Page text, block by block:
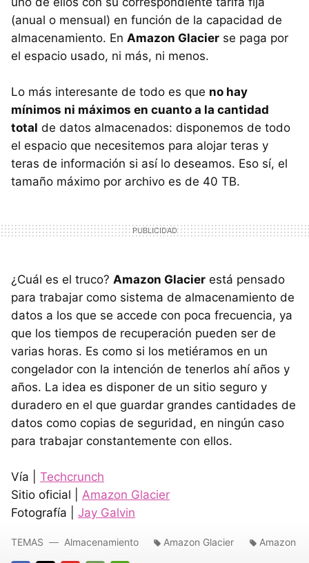
(anual o mensual) en función de la capacidad de
almacenamiento. En Amazon Glacier se paga por
el espacio usado, ni más, ni menos.
Lo más interesante de todo es que no hay
mínimos ni máximos en cuanto a la cantidad
total de datos almacenados: disponemos de todo
el espacio que necesitemos para alojar teras y
teras de información si así lo deseamos. Eso sí, el
tamaño máximo por archivo es de 40 TB.
¿Cuál es el truco? Amazon Glacier está pensado
para trabajar como sistema de almacenamiento de
datos a los que se accede con poca frecuencia, ya
que los tiempos de recuperación pueden ser de
varias horas. Es como si los metiéramos en un
congelador con la intención de tenerlos ahí años y
años. La idea es disponer de un sitio seguro y
duradero en el que guardar grandes cantidades de
datos como copias de seguridad, en ningún caso
para trabajar constantemente con ellos.
Vía | Techcrunch
Sitio oficial | Amazon Glacier
Fotografía | Jay Galvin
TEMAS Almacenamiento Amazon Glacier Amazon